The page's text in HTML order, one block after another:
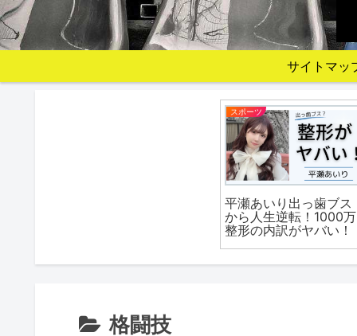
サイトマッ
スポーツ
平瀬あいり出っ歯ブス
から人生逆転！1000万
整形の内訳がヤバい！
格闘技